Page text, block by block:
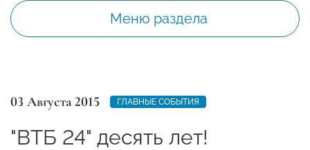
Меню раздела
03 Августа 2015 ГЛАВНЫЕ СОБЫТИЯ
"ВТБ 24" десять лет!